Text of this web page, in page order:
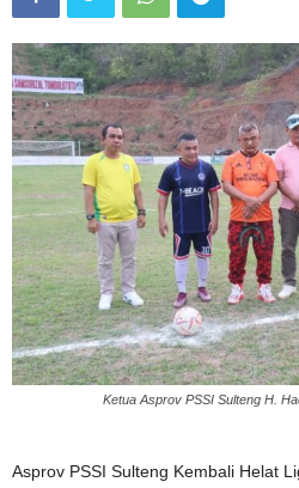
Ketua Asprov PSSI Sulteng H.
Asprov PSSI Sulteng Kembali Helat